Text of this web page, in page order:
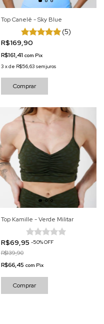
Top Canelê - Sky Blue
(5)
R$169,90
R$161,41 com Pix
3 xde R$56,63 sem juros
Comprar
Top Kamille - Verde Militar
R$69,95 -50%OFF
R$139,90
R$66,45 com Pix
Comprar